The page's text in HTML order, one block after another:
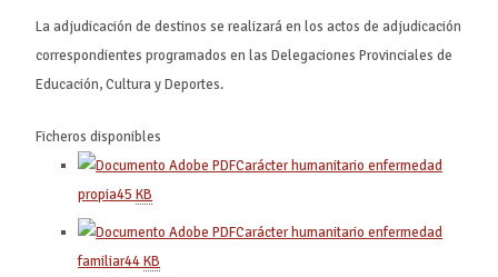
La adjudicación de destinos se realizará en los actos de adjudicación
correspondientes programados en las Delegaciones Provinciales de
Educación, Cultura y Deportes.
Ficheros disponibles
Carácter humanitario enfermedad
propia45KB
Carácter humanitario enfermedad
familiar44KB